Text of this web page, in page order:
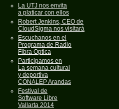
La UTJ nos envita
a platicar con ellos
Robert Jenkins, CEO de
CloudSigma nos visitará
Escuchanos en el
Programa de Radio
Fibra Optica
Participamos en
La semana cultural
y deportiva
CONALEP Arandas
Festival de
Software Libre
Vallarta 2014